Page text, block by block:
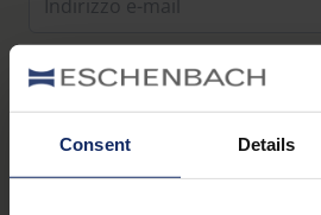
Consent Details
NUMERO DI TELEFONO